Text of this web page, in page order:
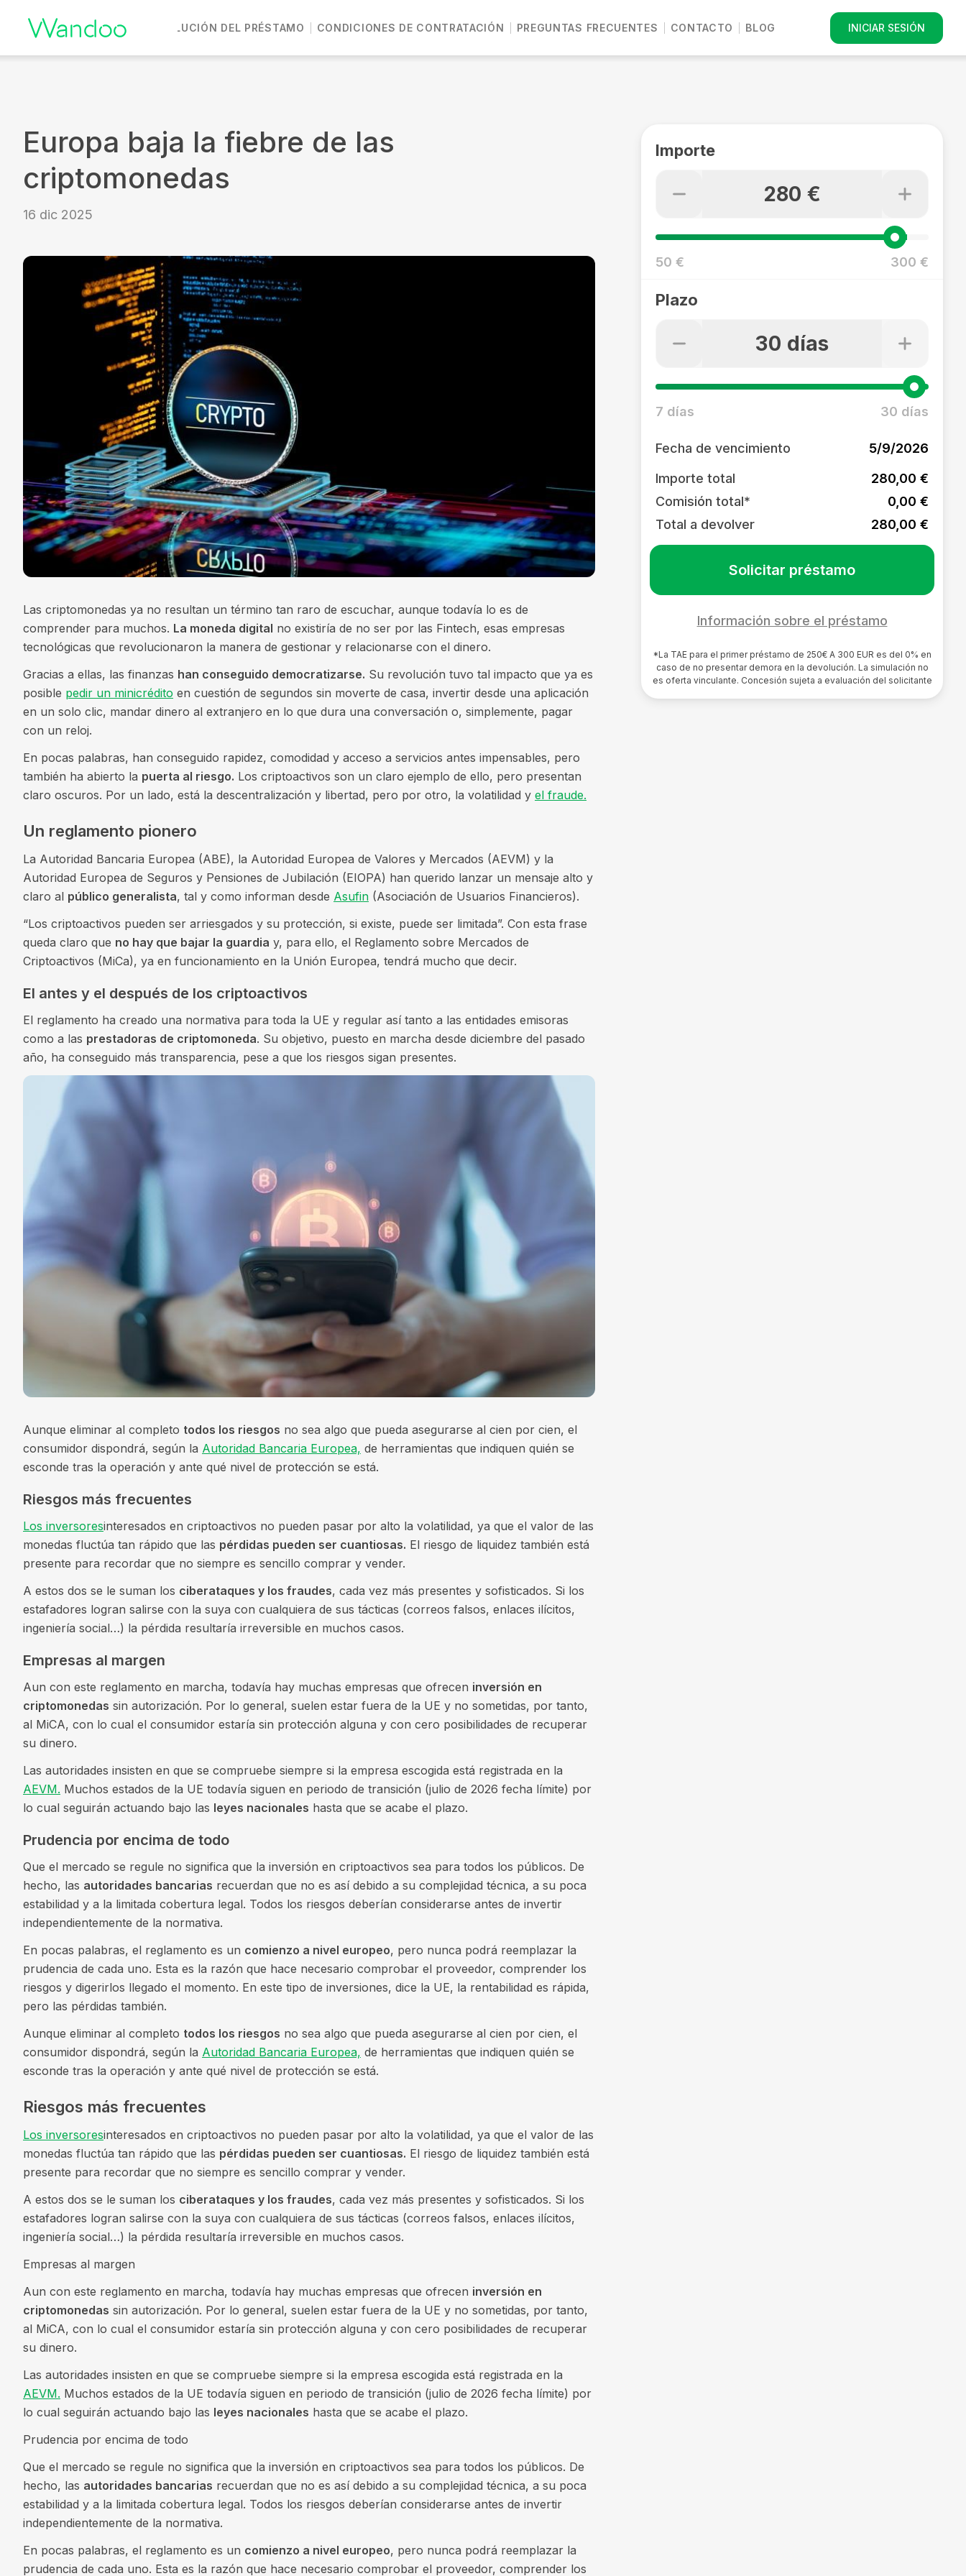
Vete a casa
DEVOLUCIÓN DEL PRÉSTAMO CONDICIONES DE CONTRATACIÓN PREGUNTAS FRECUENTES CONTACTO BLOG INICIAR SESIÓN
Europa baja la fiebre de las
criptomonedas
16 dic 2025
Las criptomonedas ya no resultan un término tan raro de escuchar, aunque todavía lo es de
comprender para muchos. La moneda digital no existiría de no ser por las Fintech, esas empresas
tecnológicas que revolucionaron la manera de gestionar y relacionarse con el dinero.
Gracias a ellas, las finanzas han conseguido democratizarse. Su revolución tuvo tal impacto que ya es
posible pedir un minicrédito en cuestión de segundos sin moverte de casa, invertir desde una aplicación
en un solo clic, mandar dinero al extranjero en lo que dura una conversación o, simplemente, pagar
con un reloj.
En pocas palabras, han conseguido rapidez, comodidad y acceso a servicios antes impensables, pero
también ha abierto la puerta al riesgo. Los criptoactivos son un claro ejemplo de ello, pero presentan
claro oscuros. Por un lado, está la descentralización y libertad, pero por otro, la volatilidad y el fraude.
Un reglamento pionero
La Autoridad Bancaria Europea (ABE), la Autoridad Europea de Valores y Mercados (AEVM) y la
Autoridad Europea de Seguros y Pensiones de Jubilación (EIOPA) han querido lanzar un mensaje alto y
claro al público generalista, tal y como informan desde Asufin (Asociación de Usuarios Financieros).
“Los criptoactivos pueden ser arriesgados y su protección, si existe, puede ser limitada”. Con esta frase
queda claro que no hay que bajar la guardia y, para ello, el Reglamento sobre Mercados de
Criptoactivos (MiCa), ya en funcionamiento en la Unión Europea, tendrá mucho que decir.
El antes y el después de los criptoactivos
El reglamento ha creado una normativa para toda la UE y regular así tanto a las entidades emisoras
como a las prestadoras de criptomoneda. Su objetivo, puesto en marcha desde diciembre del pasado
año, ha conseguido más transparencia, pese a que los riesgos sigan presentes.
Aunque eliminar al completo todos los riesgos no sea algo que pueda asegurarse al cien por cien, el
consumidor dispondrá, según la Autoridad Bancaria Europea, de herramientas que indiquen quién se
esconde tras la operación y ante qué nivel de protección se está.
Riesgos más frecuentes
Los inversoresinteresados en criptoactivos no pueden pasar por alto la volatilidad, ya que el valor de las
monedas fluctúa tan rápido que las pérdidas pueden ser cuantiosas. El riesgo de liquidez también está
presente para recordar que no siempre es sencillo comprar y vender.
A estos dos se le suman los ciberataques y los fraudes, cada vez más presentes y sofisticados. Si los
estafadores logran salirse con la suya con cualquiera de sus tácticas (correos falsos, enlaces ilícitos,
ingeniería social…) la pérdida resultaría irreversible en muchos casos.
Empresas al margen
Aun con este reglamento en marcha, todavía hay muchas empresas que ofrecen inversión en
criptomonedas sin autorización. Por lo general, suelen estar fuera de la UE y no sometidas, por tanto,
al MiCA, con lo cual el consumidor estaría sin protección alguna y con cero posibilidades de recuperar
su dinero.
Las autoridades insisten en que se compruebe siempre si la empresa escogida está registrada en la
AEVM. Muchos estados de la UE todavía siguen en periodo de transición (julio de 2026 fecha límite) por
lo cual seguirán actuando bajo las leyes nacionales hasta que se acabe el plazo.
Prudencia por encima de todo
Que el mercado se regule no significa que la inversión en criptoactivos sea para todos los públicos. De
hecho, las autoridades bancarias recuerdan que no es así debido a su complejidad técnica, a su poca
estabilidad y a la limitada cobertura legal. Todos los riesgos deberían considerarse antes de invertir
independientemente de la normativa.
En pocas palabras, el reglamento es un comienzo a nivel europeo, pero nunca podrá reemplazar la
prudencia de cada uno. Esta es la razón que hace necesario comprobar el proveedor, comprender los
riesgos y digerirlos llegado el momento. En este tipo de inversiones, dice la UE, la rentabilidad es rápida,
pero las pérdidas también.
Aunque eliminar al completo todos los riesgos no sea algo que pueda asegurarse al cien por cien, el
consumidor dispondrá, según la Autoridad Bancaria Europea, de herramientas que indiquen quién se
esconde tras la operación y ante qué nivel de protección se está.
Riesgos más frecuentes
Los inversoresinteresados en criptoactivos no pueden pasar por alto la volatilidad, ya que el valor de las
monedas fluctúa tan rápido que las pérdidas pueden ser cuantiosas. El riesgo de liquidez también está
presente para recordar que no siempre es sencillo comprar y vender.
A estos dos se le suman los ciberataques y los fraudes, cada vez más presentes y sofisticados. Si los
estafadores logran salirse con la suya con cualquiera de sus tácticas (correos falsos, enlaces ilícitos,
ingeniería social…) la pérdida resultaría irreversible en muchos casos.
Empresas al margen
Aun con este reglamento en marcha, todavía hay muchas empresas que ofrecen inversión en
criptomonedas sin autorización. Por lo general, suelen estar fuera de la UE y no sometidas, por tanto,
al MiCA, con lo cual el consumidor estaría sin protección alguna y con cero posibilidades de recuperar
su dinero.
Las autoridades insisten en que se compruebe siempre si la empresa escogida está registrada en la
AEVM. Muchos estados de la UE todavía siguen en periodo de transición (julio de 2026 fecha límite) por
lo cual seguirán actuando bajo las leyes nacionales hasta que se acabe el plazo.
Prudencia por encima de todo
Que el mercado se regule no significa que la inversión en criptoactivos sea para todos los públicos. De
hecho, las autoridades bancarias recuerdan que no es así debido a su complejidad técnica, a su poca
estabilidad y a la limitada cobertura legal. Todos los riesgos deberían considerarse antes de invertir
independientemente de la normativa.
En pocas palabras, el reglamento es un comienzo a nivel europeo, pero nunca podrá reemplazar la
prudencia de cada uno. Esta es la razón que hace necesario comprobar el proveedor, comprender los
Importe
280 €
50 € 300 €
Plazo
30 días
7 días 30 días
Fecha de vencimiento
5/9/2026
Importe total
280,00 €
Comisión total*
0,00 €
Total a devolver
280,00 €
Solicitar préstamo
Información sobre el préstamo
*La TAE para el primer préstamo de 250€ A 300 EUR es del 0% en
caso de no presentar demora en la devolución. La simulación no
es oferta vinculante. Concesión sujeta a evaluación del solicitante